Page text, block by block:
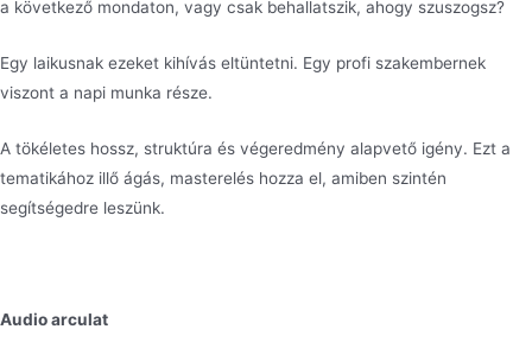
a következő mondaton, vagy csak behallatszik, ahogy szuszogsz?
Egy laikusnak ezeket kihívás eltüntetni. Egy profi szakembernek
viszont a napi munka része.
A tökéletes hossz, struktúra és végeredmény alapvető igény. Ezt a
tematikához illő ágás, masterelés hozza el, amiben szintén
segítségedre leszünk.
Audio arculat